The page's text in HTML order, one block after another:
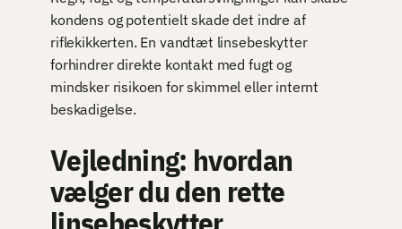
kondens og potentielt skade det indre af
riflekikkerten. En vandtæt linsebeskytter
forhindrer direkte kontakt med fugt og
mindsker risikoen for skimmel eller internt
beskadigelse.
Vejledning: hvordan
vælger du den rette